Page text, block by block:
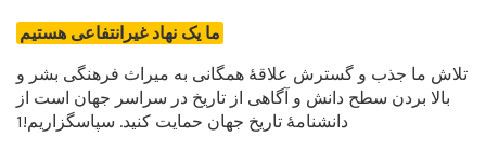
ما یک نهاد غیرانتفاعی هستیم
تلاش ما جذب و گسترش علاقۀ همگانی به میراث فرهنگی بشر و
بالا بردن سطح دانش و آگاهی از تاریخ در سراسر جهان است از
دانشنامۀ تاریخ جهان حمایت کنید. سپاسگزاریم!1